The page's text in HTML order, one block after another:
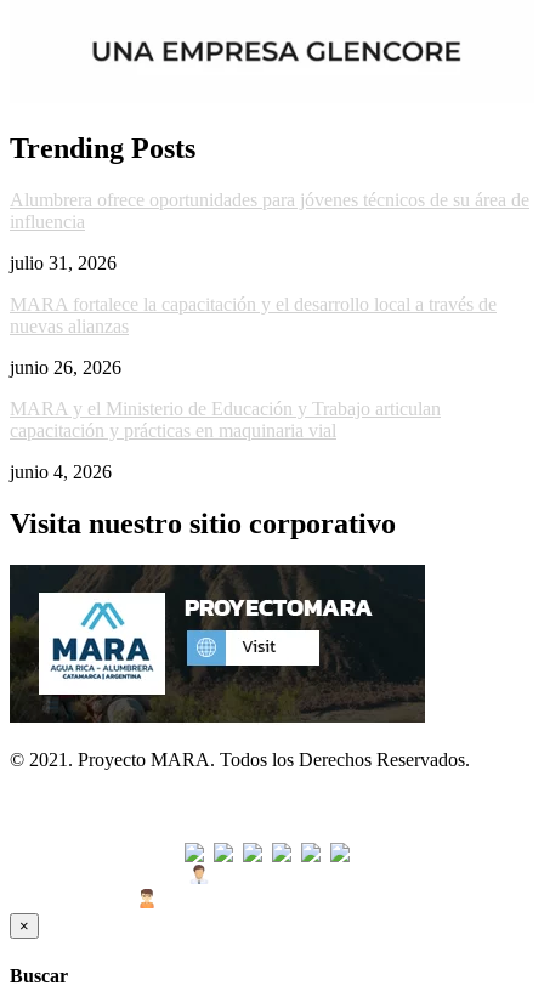
Trending Posts
Alumbrera ofrece oportunidades para jóvenes técnicos de su área de
influencia
julio 31, 2026
MARA fortalece la capacitación y el desarrollo local a través de
nuevas alianzas
junio 26, 2026
MARA y el Ministerio de Educación y Trabajo articulan
capacitación y prácticas en maquinaria vial
junio 4, 2026
Visita nuestro sitio corporativo
© 2021. Proyecto MARA. Todos los Derechos Reservados.
×
Buscar